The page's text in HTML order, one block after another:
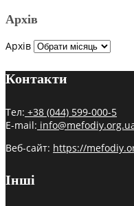
Архів
Архів
Контакти
Тел: +38 (044) 599-000-5
E-mail:
Веб-сайт: https://
Інші